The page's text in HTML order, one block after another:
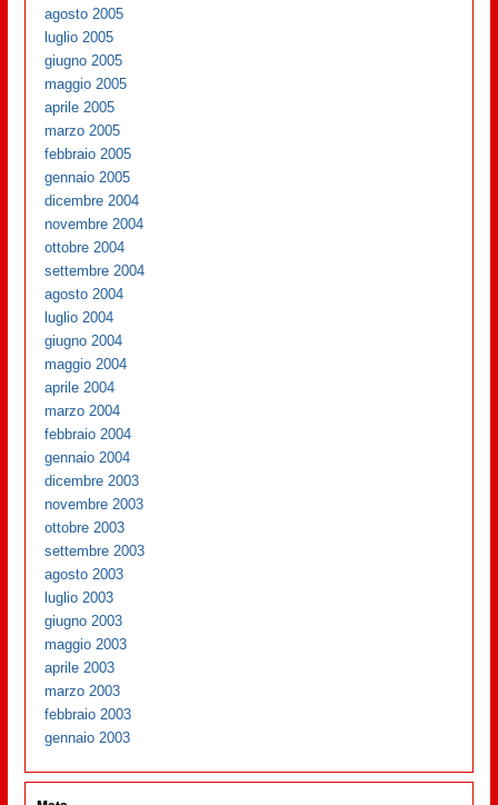
agosto 2005
luglio 2005
giugno 2005
maggio 2005
aprile 2005
marzo 2005
febbraio 2005
gennaio 2005
dicembre 2004
novembre 2004
ottobre 2004
settembre 2004
agosto 2004
luglio 2004
giugno 2004
maggio 2004
aprile 2004
marzo 2004
febbraio 2004
gennaio 2004
dicembre 2003
novembre 2003
ottobre 2003
settembre 2003
agosto 2003
luglio 2003
giugno 2003
maggio 2003
aprile 2003
marzo 2003
febbraio 2003
gennaio 2003